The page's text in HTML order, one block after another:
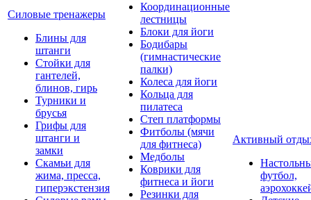
Силовые тренажеры
Блины для
штанги
Стойки для
гантелей,
блинов, гирь
Турники и
брусья
Грифы для
штанги и
замки
Скамьи для
жима, пресса,
гиперэкстензия
Координационные
лестницы
Блоки для йоги
Бодибары
(гимнастические
палки)
Колеса для йоги
Кольца для
пилатеса
Степ платформы
Фитболы (мячи
для фитнеса)
Медболы
Коврики для
фитнеса и йоги
Резинки для
Активный
футбол,